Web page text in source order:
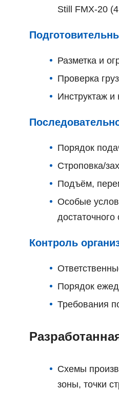
Still FMX-20
Разметка и
Проверка
Инструктаж и
Порядок
Строповка/
Подъём,
Особые
Контроль
Порядок
Требования
Схемы
зоны, точки